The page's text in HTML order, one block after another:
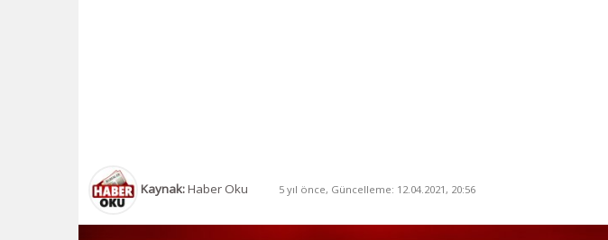
Kaynak:Haber Oku 5 yıl önce, Güncelleme: 12.04.2021, 20:56